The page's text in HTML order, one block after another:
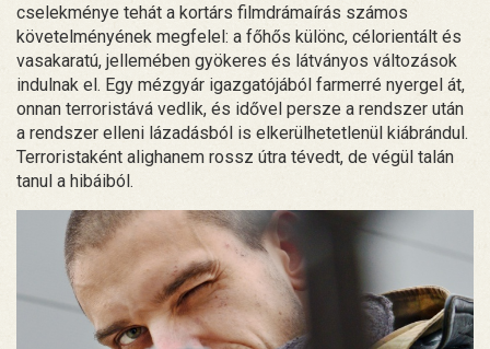
cselekménye tehát a kortárs filmdrámaírás számos
követelményének megfelel: a főhős különc, célorientált és
vasakaratú, jellemében gyökeres és látványos változások
indulnak el. Egy mézgyár igazgatójából farmerré nyergel át,
onnan terroristává vedlik, és idővel persze a rendszer után
a rendszer elleni lázadásból is elkerülhetetlenül kiábrándul.
Terroristaként alighanem rossz útra tévedt, de végül talán
tanul a hibáiból.